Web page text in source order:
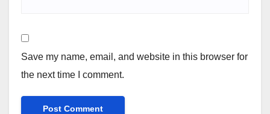
Save my name, email, and website in this browser for
the next time I comment.